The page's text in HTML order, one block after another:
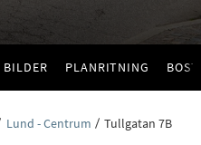
BILDER PLANRITNING
Lund - Centrum Tullgatan 7B